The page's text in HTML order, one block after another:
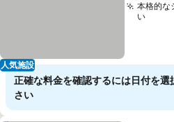
人気施設
本格的な
い
正確な料金を確認するには日付を選
さい